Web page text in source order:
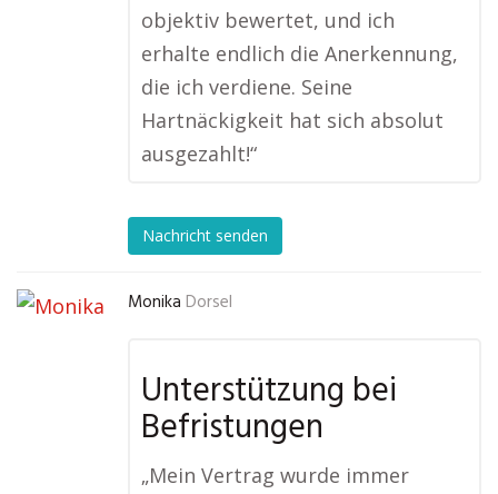
objektiv bewertet, und ich
erhalte endlich die Anerkennung,
die ich verdiene. Seine
Hartnäckigkeit hat sich absolut
ausgezahlt!“
Nachricht senden
Monika Dorsel
Unterstützung bei
Befristungen
„Mein Vertrag wurde immer